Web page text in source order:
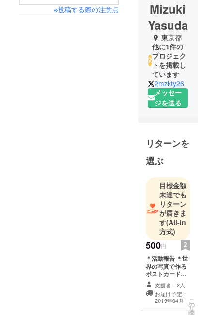
※投稿する際の注意点
Mizuki
Yasuda
東京都
他に1件の
プロジェク
トを掲載し
ています
2mzkty26
メッセー
ジを送る
リターンを
選ぶ
目標金額
未達でも
リターン
が届きま
す(All-in
方式)
500円
＊活動報告 ＊世
界の写真で作る
ポストカード３
枚 ＊私の働くサ
ロンにて、ト
リートメントor
ヘッドスパ
支援者：2人
お届け予定：
2019年04月
こ
の
リ
タ